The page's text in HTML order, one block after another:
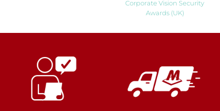
Corporate Vision Security
Awards (UK)